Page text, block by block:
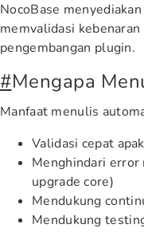
NocoBase
memvalidasi
pengembangan plugin.
#Mengapa
Manfaat menulis
Validasi cepat
Menghindari
upgrade core)
Mendukung
Mendukung